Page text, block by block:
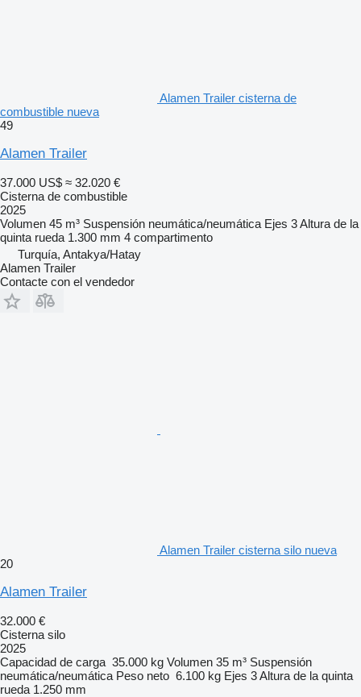
Alamen Trailer cisterna de
combustible nueva
49
Alamen Trailer
37.000 US$ ≈ 32.020 €
Cisterna de combustible
2025
Volumen 45 m³ Suspensión neumática/neumática Ejes 3Altura de la
quinta rueda 1.300 mm 4 compartimento
Turquía, Antakya/Hatay
Alamen Trailer
Contacte con el vendedor
Alamen Trailer cisterna silo nueva
20
Alamen Trailer
32.000 €
Cisterna silo
2025
Capacidad de carga 35.000 kg Volumen 35 m³ Suspensión
neumática/neumática Peso neto 6.100 kg Ejes 3Altura de la quinta
rueda 1.250 mm